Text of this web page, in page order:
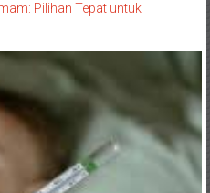
Pilihan Tepat untuk